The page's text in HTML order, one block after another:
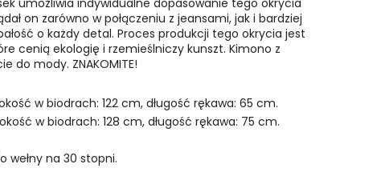
umożliwia indywidualne dopasowanie tego okrycia
on zarówno w połączeniu z jeansami, jak i bardziej
o każdy detal. Proces produkcji tego okrycia jest
cenią ekologię i rzemieślniczy kunszt. Kimono z
do mody. ZNAKOMITE!
w biodrach: 122 cm, długość rękawa: 65 cm.
w biodrach: 128 cm, długość rękawa: 75 cm.
wełny na 30 stopni.